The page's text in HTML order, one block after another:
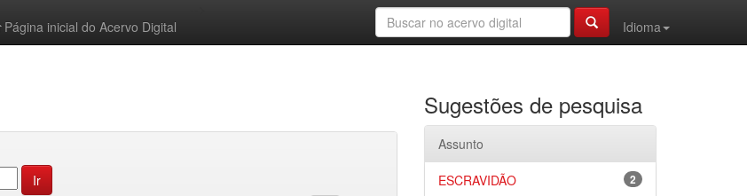
Página inicial do Acervo Digital
Idioma
Sugestões de pesquisa
Assunto
2
ESCRAVIDÃO